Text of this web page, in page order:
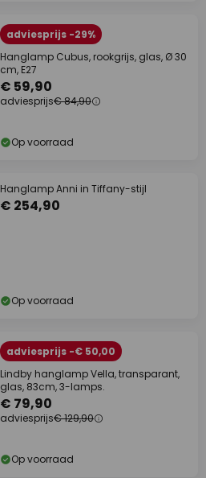
adviesprijs -29%
Hanglamp Cubus, rookgrijs, glas, Ø 30
cm, E27
€ 59,90
adviesprijs€ 84,90
Op voorraad
Hanglamp Anni in Tiffany-stijl
€ 254,90
Op voorraad
adviesprijs -€ 50,00
Lindby hanglamp Vella, transparant,
glas, 83cm, 3-lamps.
€ 79,90
adviesprijs€ 129,90
Op voorraad